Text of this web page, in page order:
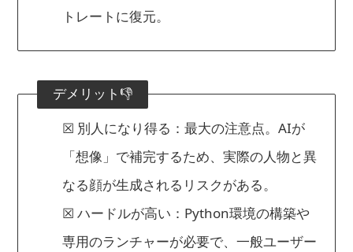
トレートに復元。
デメリット👎
☒ 別人になり得る：最大の注意点。AIが
「想像」で補完するため、実際の人物と異
なる顔が生成されるリスクがある。
☒ ハードルが高い：Python環境の構築や
専用のランチャーが必要で、一般ユーザー